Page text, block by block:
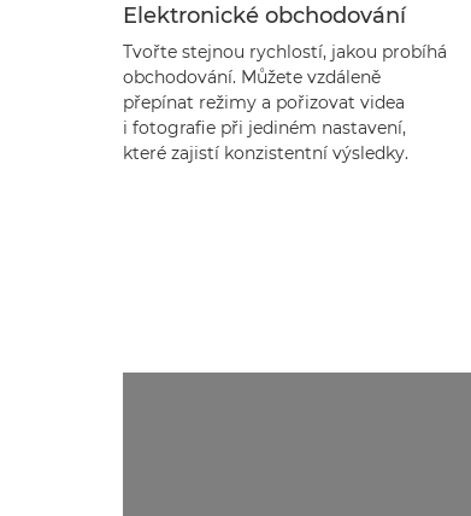
Elektronické obchodování
Tvořte stejnou rychlostí, jakou probíhá
obchodování. Můžete vzdáleně
přepínat režimy a pořizovat videa
i fotografie při jediném nastavení,
které zajistí konzistentní výsledky.